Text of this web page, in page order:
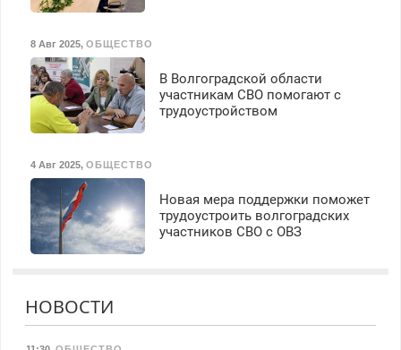
8 Авг 2025, ОБЩЕСТВО
В Волгоградской области
участникам СВО помогают с
трудоустройством
4 Авг 2025, ОБЩЕСТВО
Новая мера поддержки поможет
трудоустроить волгоградских
участников СВО с ОВЗ
НОВОСТИ